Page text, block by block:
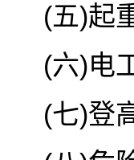
(五)起
(六)电
(七)登